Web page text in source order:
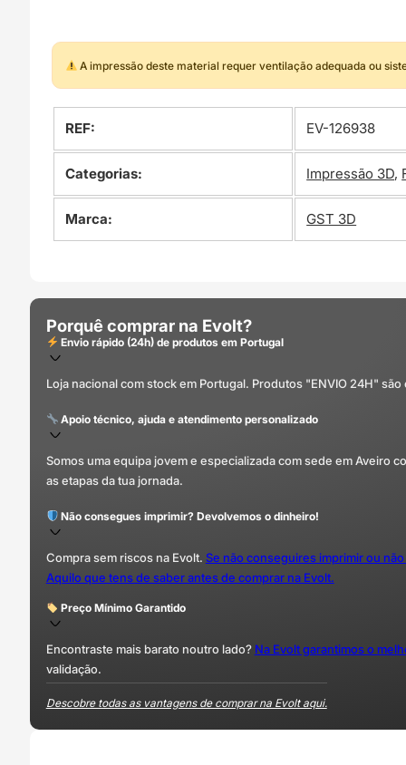
A impressão deste material requer ventilação adequada ou
REF: EV-126938
Categorias: Impressão 3D,
Marca: GST 3D
Porquê comprar na Evolt?
Envio rápido (24h) de produtos em Portugal
Loja nacional com stock em Portugal. Produtos "ENVIO 24H"
Apoio técnico, ajuda e atendimento personalizado
Somos uma equipa jovem e especializada com sede em Aveiro
as etapas da tua jornada.
Não consegues imprimir? Devolvemos o dinheiro!
Compra sem riscos na Evolt. Se não conseguires imprimir ou
Aquilo que tens de saber antes de comprar na Evolt.
Preço Mínimo Garantido
Encontraste mais barato noutro lado? Na Evolt garantimos o
validação.
Descobre todas as vantagens de comprar na Evolt aqui.